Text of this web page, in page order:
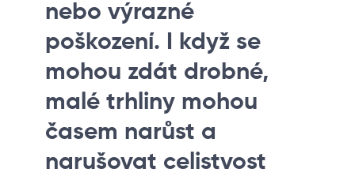
nebo výrazné
poškození. I když se
mohou zdát drobné,
malé trhliny mohou
časem narůst a
narušovat celistvost